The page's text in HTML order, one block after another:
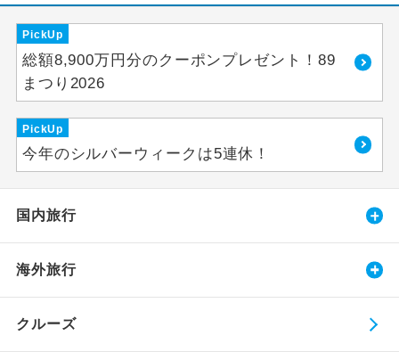
PickUp
総額8,900万円分のクーポンプレゼント！89
まつり2026
PickUp
今年のシルバーウィークは5連休！
国内旅行
海外旅行
クルーズ